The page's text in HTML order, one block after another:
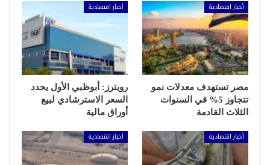
أخبار اقتصادية
مصر تستهدف معدلات نمو
تتجاوز 5% في السنوات
الثلاث القادمة
أخبار اقتصادية
رويترز: أبوظبي الأول يحدد
السعر الاسترشادي لبيع
أوراق مالية
أخبار اقتصادية أخبار اقتصادية